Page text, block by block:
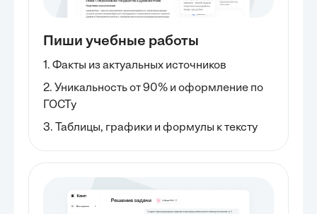
Пиши учебные работы
1. Факты из актуальных источников
2. Уникальность от 90% и оформление по
ГОСТу
3. Таблицы, графики и формулы к тексту